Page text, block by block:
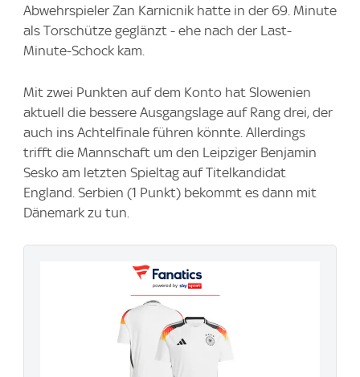
Abwehrspieler Zan Karnicnik hatte in der 69. Minute
als Torschütze geglänzt - ehe nach der Last-
Minute-Schock kam.
Mit zwei Punkten auf dem Konto hat Slowenien
aktuell die bessere Ausgangslage auf Rang drei, der
auch ins Achtelfinale führen könnte. Allerdings
trifft die Mannschaft um den Leipziger Benjamin
Sesko am letzten Spieltag auf Titelkandidat
England. Serbien (1 Punkt) bekommt es dann mit
Dänemark zu tun.